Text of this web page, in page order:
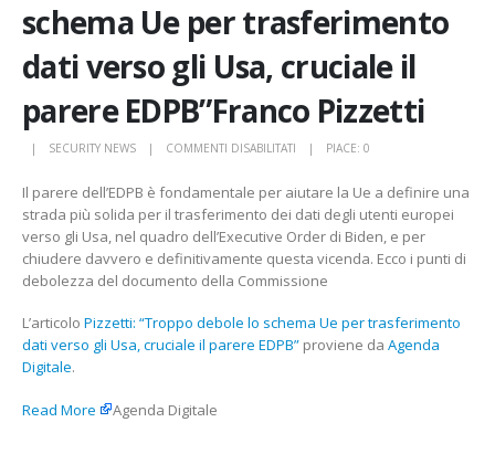
schema Ue per trasferimento
dati verso gli Usa, cruciale il
parere EDPB”Franco Pizzetti
SECURITY NEWS COMMENTI DISABILITATI
“TROPPO
DEBOLE
LO
SCHEMA
UE
TRASFERIMENTO
DATI
PIACE: 0
Il parere dell’EDPB è fondamentale per aiutare la Ue a definire una
strada più solida per il trasferimento dei dati degli utenti europei
verso gli Usa, nel quadro dell’Executive Order di Biden, e per
chiudere davvero e definitivamente questa vicenda. Ecco i punti di
debolezza del documento della Commissione
L’articolo Pizzetti: “Troppo debole lo schema Ue per trasferimento
dati verso gli Usa, cruciale il parere EDPB” proviene da Agenda
Digitale.
Read More Agenda Digitale